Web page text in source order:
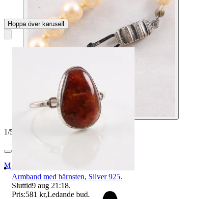
1/5
Myrorna
Hoppa över karusell
Armband med bärnsten, Silver 925.
Sluttid9 aug 21:18.
Pris:581 kr,Ledande bud.